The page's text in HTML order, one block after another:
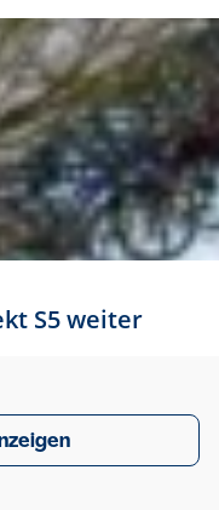
S5 weiter